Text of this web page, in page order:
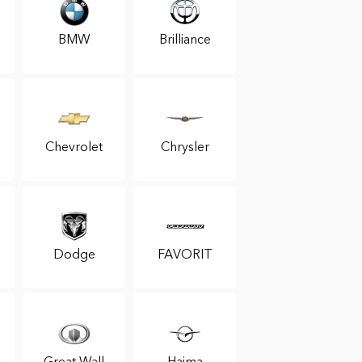
BMW Brilliance
Chevrolet Chrysler
Dodge FAVORIT